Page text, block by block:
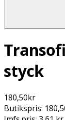
styck
180,50kr
Butikspris: